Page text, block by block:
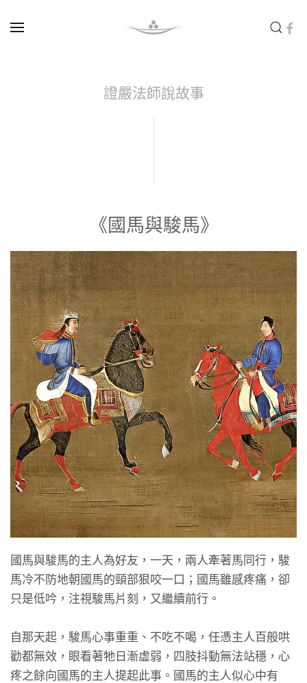
證嚴法師說故事
《國馬與駿馬》
國馬與駿馬的主人為好友，一天，兩人牽著馬同行，駿
馬冷不防地朝國馬的頸部狠咬一口；國馬雖感疼痛，卻
只是低吟，注視駿馬片刻，又繼續前行。
自那天起，駿馬心事重重、不吃不喝，任憑主人百般哄
勸都無效，眼看著牠日漸虛弱，四肢抖動無法站穩，心
疼之餘向國馬的主人提起此事。國馬的主人似心中有